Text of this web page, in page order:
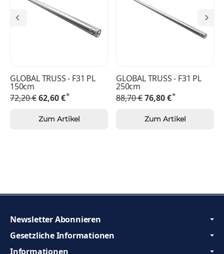
GLOBAL TRUSS - F31 PL
150cm
72,20 €62,60 €*
Zum Artikel
GLOBAL TRUSS - F31 PL
250cm
88,70 €76,80 €*
Zum Artikel
Gesetzliche Informationen
Informationen
Newsletter Abonnieren